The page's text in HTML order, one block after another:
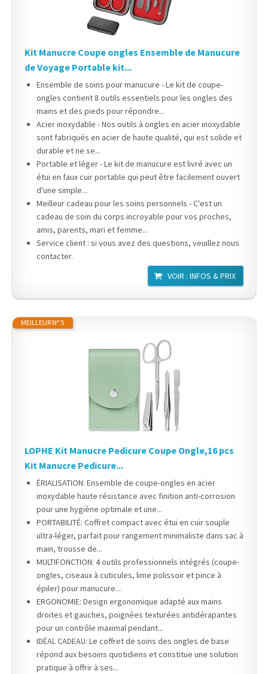
Kit Manucre Coupe ongles Ensemble de Manucure
de Voyage Portable kit...
Ensemble de soins pour manucure - Le kit de coupe-
ongles contient 8 outils essentiels pour les ongles des
mains et des pieds pour répondre...
Acier inoxydable - Nos outils à ongles en acier inoxydable
sont fabriqués en acier de haute qualité, qui est solide et
durable et ne se...
Portable et léger - Le kit de manucure est livré avec un
étui en faux cuir portable qui peut être facilement ouvert
d'une simple...
Meilleur cadeau pour les soins personnels - C'est un
cadeau de soin du corps incroyable pour vos proches,
amis, parents, mari et femme...
Service client : si vous avez des questions, veuillez nous
contacter.
VOIR : INFOS & PRIX
MEILLEUR N° 5
LOPHE Kit Manucre Pedicure Coupe Ongle,16 pcs
Kit Manucre Pedicure...
ÉRIALISATION: Ensemble de coupe-ongles en acier
inoxydable haute résistance avec finition anti-corrosion
pour une hygiène optimale et une...
PORTABILITÉ: Coffret compact avec étui en cuir souple
ultra-léger, parfait pour rangement minimaliste dans sac à
main, trousse de...
MULTIFONCTION: 4 outils professionnels intégrés (coupe-
ongles, ciseaux à cuticules, lime polissoir et pince à
épiler) pour manucure...
ERGONOMIE: Design ergonomique adapté aux mains
droites et gauches, poignées texturées antidérapantes
pour un contrôle maximal pendant...
IDÉAL CADEAU: Le coffret de soins des ongles de base
répond aux besoins quotidiens et constitue une solution
pratique à offrir à ses...